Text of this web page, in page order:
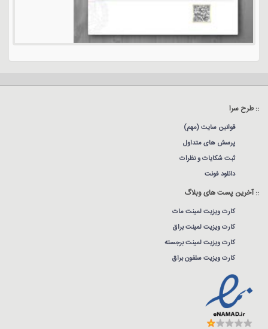
:: طرح سرا
قوانین سایت (مهم)
پرسش های متداول
ثبت شکایات و نظرات
دانلود فونت
:: آخرین پست های وبلاگ
کارت ویزیت لمینت مات
کارت ویزیت لمینت براق
کارت ویزیت لمینت برجسته
کارت ویزیت سلفون براق